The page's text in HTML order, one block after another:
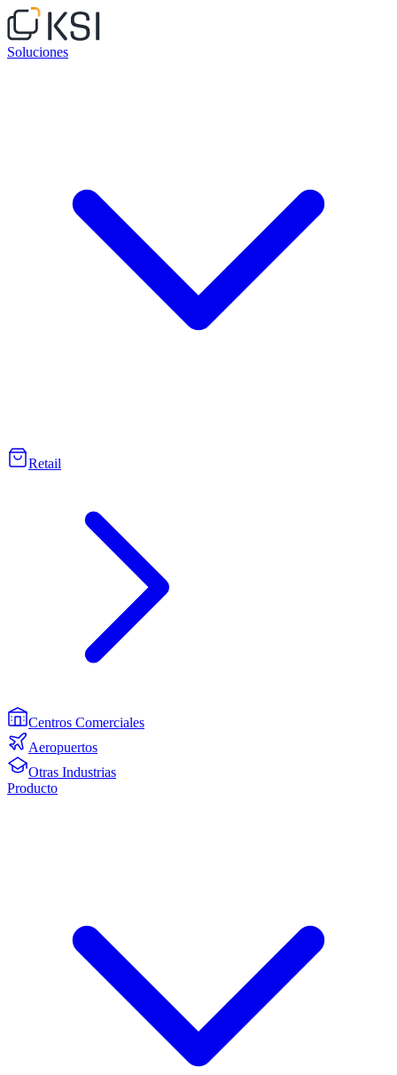
Soluciones
Retail
Centros Comerciales
Aeropuertos
Otras Industrias
Producto